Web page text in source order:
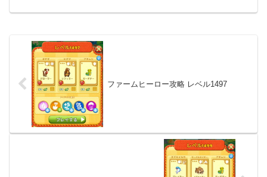
ファームヒーロー攻略 レベル1497